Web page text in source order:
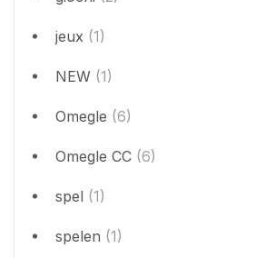
jeux (1)
NEW (1)
Omegle (6)
Omegle CC (6)
spel (1)
spelen (1)